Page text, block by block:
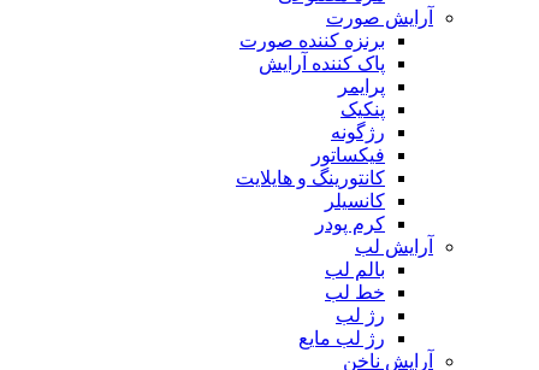
آرایش صورت
برنزه کننده صورت
پاک کننده آرایش
پرایمر
پنکیک
رژگونه
فیکساتور
کانتورینگ و هایلایت
کانسیلر
کرم پودر
آرایش لب
بالم لب
خط لب
رژ لب
رژ لب مایع
آرایش ناخن